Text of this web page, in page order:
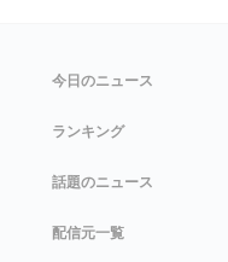
今日のニュース
ランキング
話題のニュース
配信元一覧